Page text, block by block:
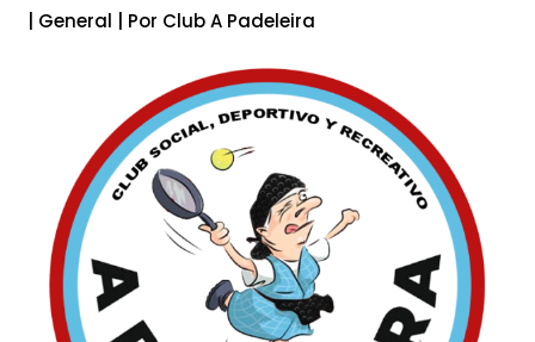
| General | Por Club A Padeleira